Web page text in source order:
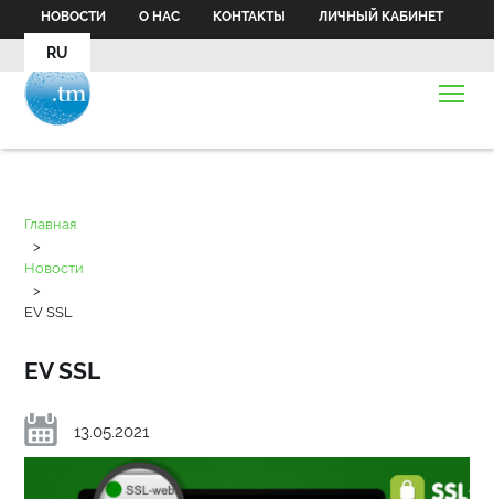
НОВОСТИ О НАС КОНТАКТЫ ЛИЧНЫЙ КАБИНЕТ
RU
Главная
>
Новости
>
EV SSL
EV SSL
13.05.2021